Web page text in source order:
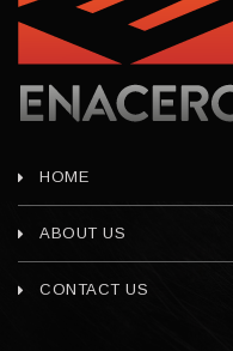
HOME
ABOUT US
CONTACT US